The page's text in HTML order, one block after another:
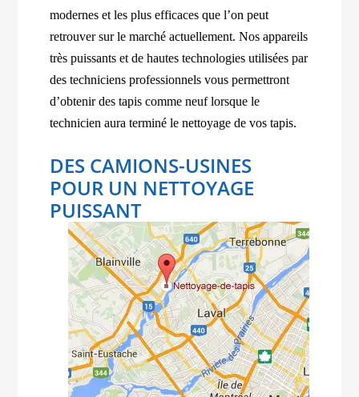
modernes et les plus efficaces que l’on peut
retrouver sur le marché actuellement. Nos appareils
très puissants et de hautes technologies utilisées par
des techniciens professionnels vous permettront
d’obtenir des tapis comme neuf lorsque le
technicien aura terminé le nettoyage de vos tapis.
DES CAMIONS-USINES
POUR UN NETTOYAGE
PUISSANT